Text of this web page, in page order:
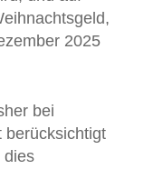
2025
bei
berücksichtigt
dies